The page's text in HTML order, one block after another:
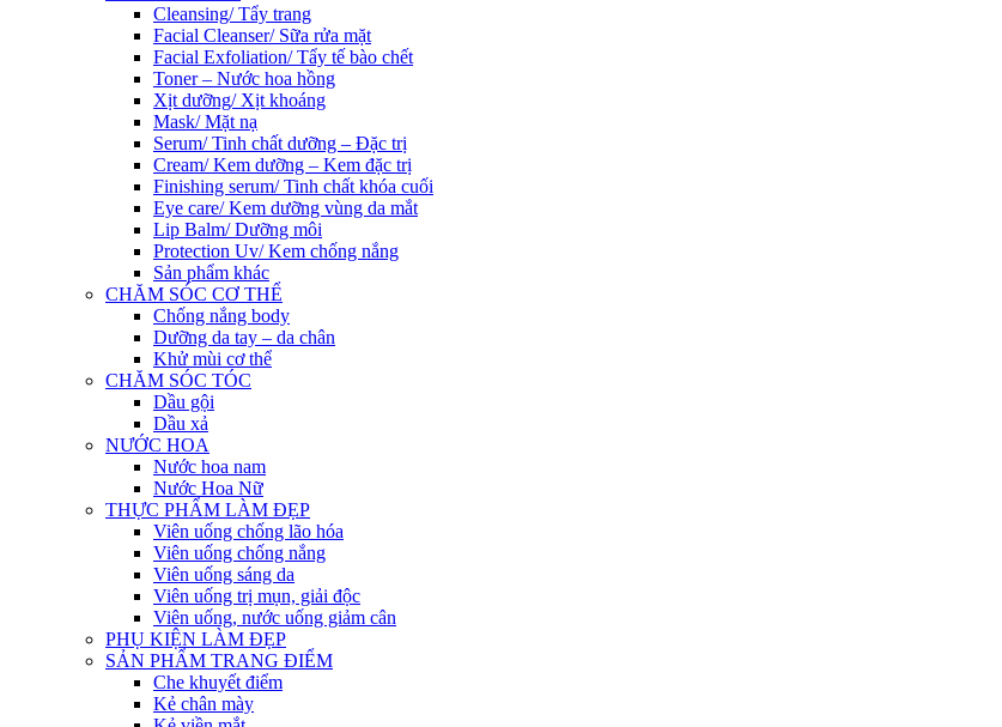
Cleansing/ Tẩy trang
Facial Cleanser/ Sữa rửa mặt
Facial Exfoliation/ Tẩy tế bào chết
Toner – Nước hoa hồng
Xịt dưỡng/ Xịt khoáng
Mask/ Mặt nạ
Serum/ Tinh chất dưỡng – Đặc trị
Cream/ Kem dưỡng – Kem đặc trị
Finishing serum/ Tinh chất khóa cuối
Eye care/ Kem dưỡng vùng da mắt
Lip Balm/ Dưỡng môi
Protection Uv/ Kem chống nắng
Sản phẩm khác
CHĂM SÓC CƠ THỂ
Chống nắng body
Dưỡng da tay – da chân
Khử mùi cơ thể
CHĂM SÓC TÓC
Dầu gội
Dầu xả
NƯỚC HOA
Nước hoa nam
Nước Hoa Nữ
THỰC PHẨM LÀM ĐẸP
Viên uống chống lão hóa
Viên uống chống nắng
Viên uống sáng da
Viên uống trị mụn, giải độc
Viên uống, nước uống giảm cân
PHỤ KIỆN LÀM ĐẸP
SẢN PHẨM TRANG ĐIỂM
Che khuyết điểm
Kẻ chân mày